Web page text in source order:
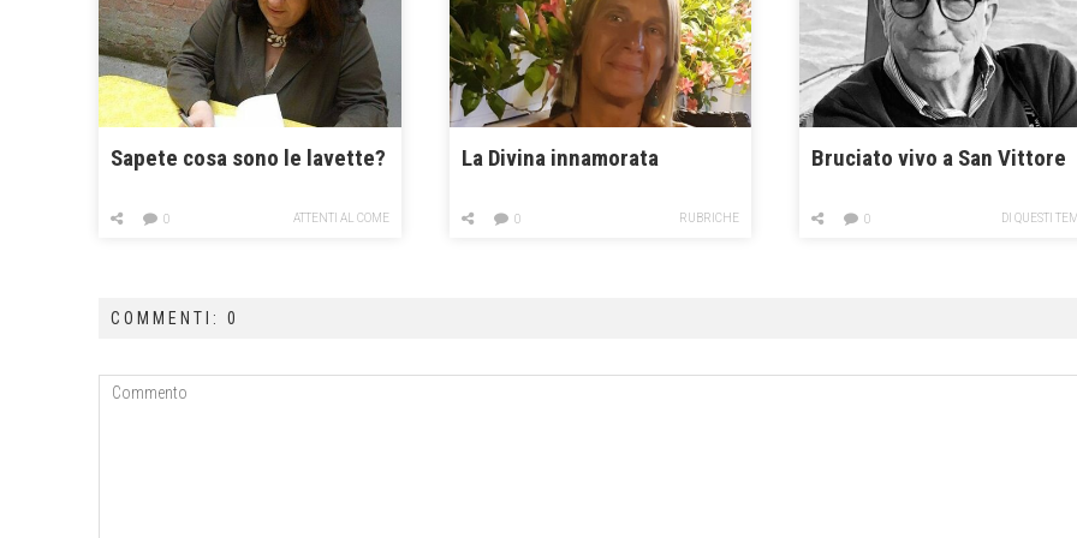
Sapete cosa sono le lavette?
ATTENTI AL COME
0
La Divina innamorata
RUBRICHE
0
Bruciato vivo a San Vittore
DI QUESTI
0
COMMENTI: 0